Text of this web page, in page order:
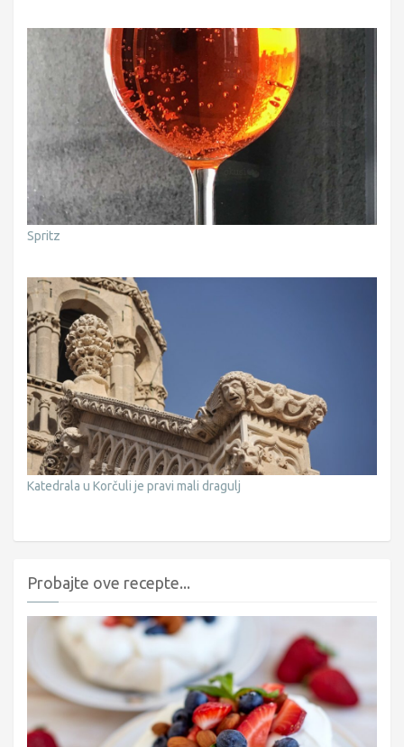
Spritz
Katedrala u Korčuli je pravi mali dragulj
Probajte ove recepte...